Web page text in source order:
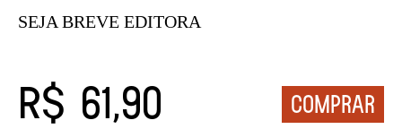
SEJA BREVE EDITORA
R$ 61,90